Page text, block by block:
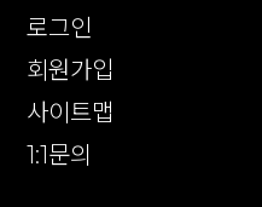
로그인
회원가입
사이트맵
1:1문의